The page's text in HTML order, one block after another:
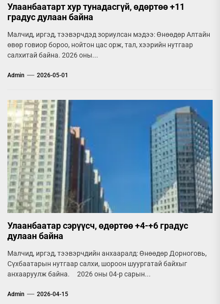
Улаанбаатарт хур тунадасгүй, өдөртөө +11
градус дулаан байна
Малчид, иргэд, тээвэрчдэд зориулсан мэдээ: Өнөөдөр Алтайн
өвөр говиор бороо, нойтон цас орж, тал, хээрийн нутгаар
салхитай байна. 2026 оны...
Admin 2026-05-01
Улаанбаатар сэрүүсч, өдөртөө +4-+6 градус
дулаан байна
Малчид, иргэд, тээвэрчдийн анхааралд: Өнөөдөр Дорноговь,
Сүхбаатарын нутгаар салхи, шороон шуургатай байхыг
анхааруулж байна. 2026 оны 04-р сарын...
Admin 2026-04-15